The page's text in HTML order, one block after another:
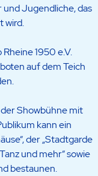
und Jugendliche, das
wird.
1950 e.V.
auf dem Teich
Showbühne mit
kann ein
der „Stadtgarde
und mehr“ sowie
bestaunen.